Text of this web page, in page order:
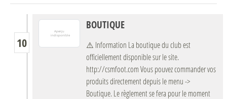
10
BOUTIQUE
⚠️ Information La boutique du club est
officiellement disponible sur le site.
http://csmfoot.com Vous pouvez commander vos
produits directement depuis le menu ->
Boutique. Le règlement se fera pour le moment